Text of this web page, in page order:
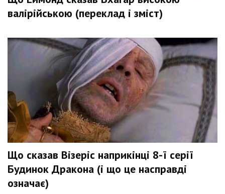
валірійською (переклад і зміст)
Що сказав Візеріс наприкінці 8-ї серії
Будинок Дракона (і що це насправді
означає)